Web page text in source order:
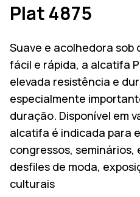
Plat 4875
Suave e acolhedora sob
fácil e rápida, a alcatifa
elevada resistência e
especialmente
duração. Disponível em
alcatifa é indicada para
congressos, seminários,
desfiles de moda,
culturais